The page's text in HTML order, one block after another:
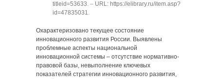
titleid=53633. ‒ URL: https://elibrary.ru/item.asp?
id=47835031.
Охарактеризовано текущее состояние
инновационного развития России. Выявлены
проблемные аспекты национальной
инновационной системы ‒ отсутствие нормативно-
правовой базы, невыполнение ключевых
показателей стратегии инновационного развития,